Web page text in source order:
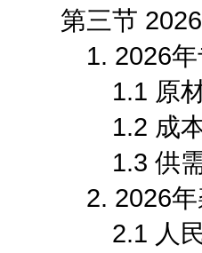
第三节 2026
1. 2026年专
1.1 原材料
1.2 成本价
1.3 供需格
2. 2026年裘
2.1 人民币